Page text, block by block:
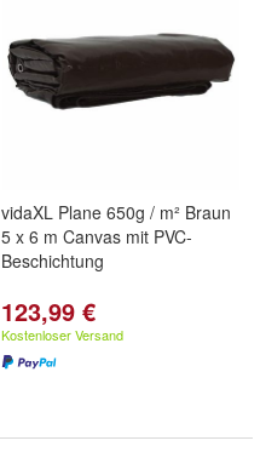
vidaXL Plane 650g / m² Braun
5 x 6 m Canvas mit PVC-
Beschichtung
123,99 €
Kostenloser Versand